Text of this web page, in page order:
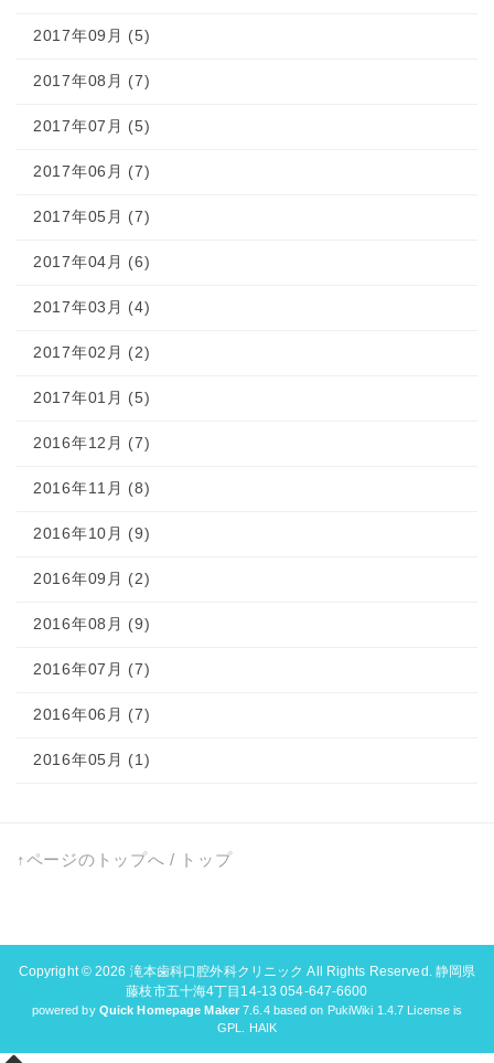
2017年09月 (5)
2017年08月 (7)
2017年07月 (5)
2017年06月 (7)
2017年05月 (7)
2017年04月 (6)
2017年03月 (4)
2017年02月 (2)
2017年01月 (5)
2016年12月 (7)
2016年11月 (8)
2016年10月 (9)
2016年09月 (2)
2016年08月 (9)
2016年07月 (7)
2016年06月 (7)
2016年05月 (1)
↑ページのトップへ / トップ
Copyright © 2026 滝本歯科口腔外科クリニック All Rights Reserved. 静岡県
藤枝市五十海4丁目14-13 054-647-6600
powered by Quick Homepage Maker7.6.4 based on PukiWiki 1.4.7 License is
GPL.
HAIK